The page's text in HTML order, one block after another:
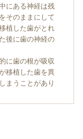
にある神経は残
そのままにして
植した歯がとれ
後に歯の神経の
に歯の根が吸収
移植した歯を異
まうことがあり